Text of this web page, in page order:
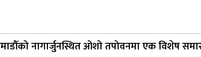
नागार्जुनस्थित ओशो तपोवनमा एक विशेष